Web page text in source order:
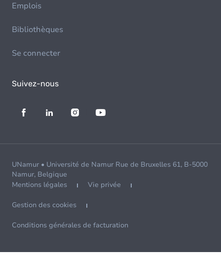
Emplois
Bibliothèques
Se connecter
Suivez-nous
UNamur • Université de Namur Rue de Bruxelles 61, B-5000
Namur, Belgique
Mentions légales
Vie privée
Gestion des cookies
Conditions générales de facturation